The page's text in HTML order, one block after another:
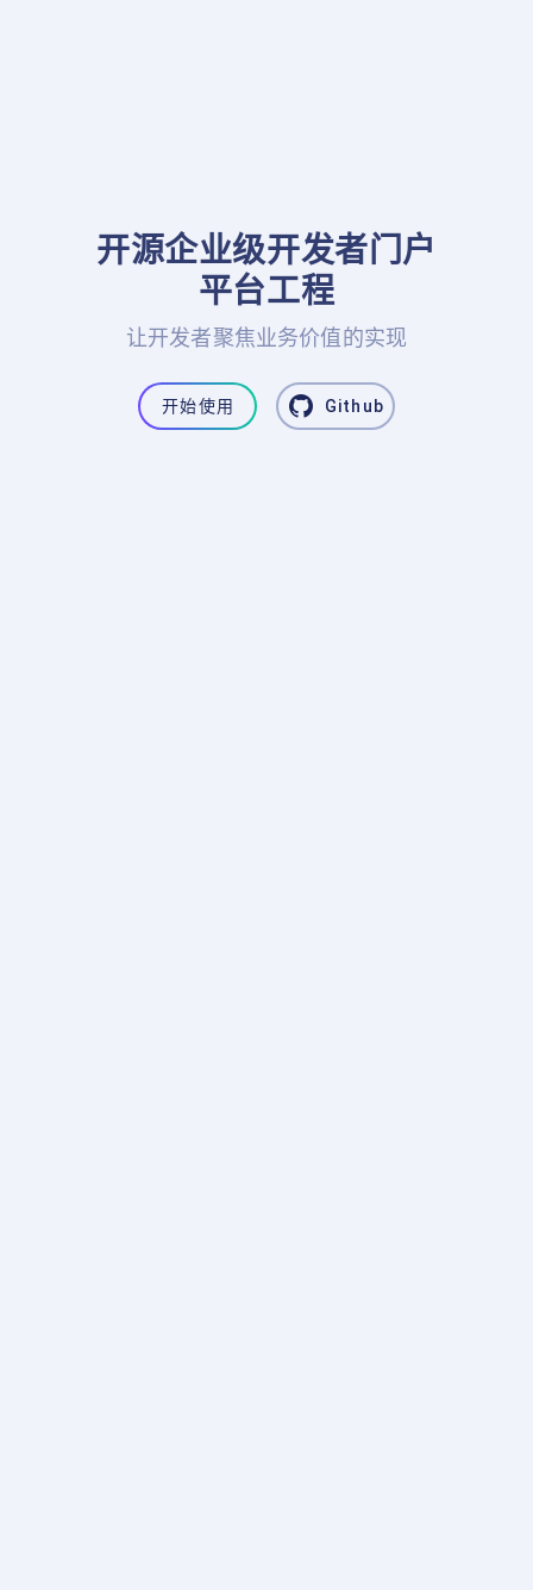
开源企业级开发者门户
平台工程
让开发者聚焦业务价值的实现
开始使用 Github